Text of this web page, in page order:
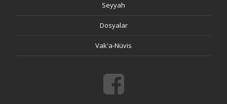
Seyyah
Dosyalar
Vak'a-Nüvis